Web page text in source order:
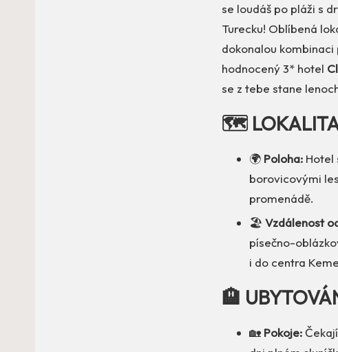
se loudáš po pláži s
Turecku! Oblíbená
dokonalou
hodnocený 3* hotel
se z tebe stane
🗺️
🌍 Poloha: Hotel
borovicovými
promenádě.
🏖️ Vzdálenost
písečno-
i do centra
🏨
🏡 Pokoje: